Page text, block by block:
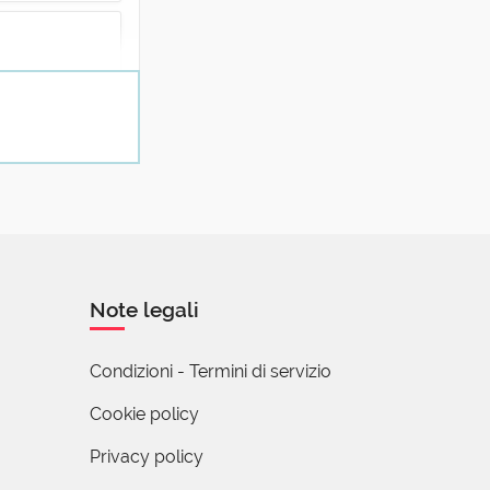
Note legali
Condizioni - Termini di servizio
Cookie policy
Privacy policy